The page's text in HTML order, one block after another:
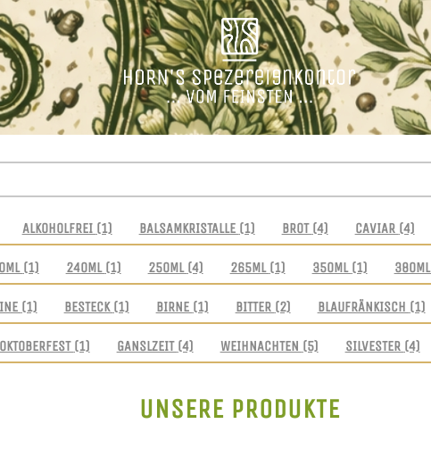
ALKOHOLFREI (1) BALSAMKRISTALLE (1) BROT (4) CAVIAR (4)
(1) 240ML (1) 250ML (4) 265ML (1) 350ML (1) 380ML
(1) BESTECK (1) BIRNE (1) BITTER (2) BLAUFRÄNKISCH (1)
OKTOBERFEST (1) GANSLZEIT (4) WEIHNACHTEN (5) SILVESTER (4)
UNSERE PRODUKTE